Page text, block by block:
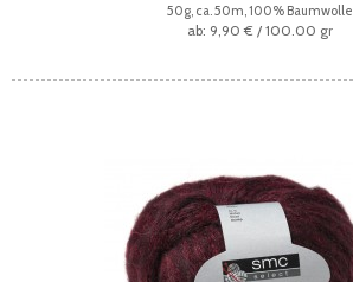
50g, ca. 50m, 100% Baumwolle
9,90 € / 100.00 gr